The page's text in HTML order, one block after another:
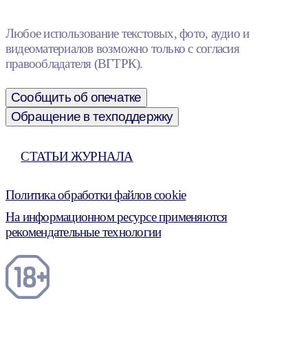
Любое использование текстовых, фото, аудио и
видеоматериалов возможно только с согласия
правообладателя (ВГТРК).
Сообщить об опечатке
Обращение в техподдержку
СТАТЬИ ЖУРНАЛА
Политика обработки файлов cookie
На информационном ресурсе применяются
рекомендательные технологии